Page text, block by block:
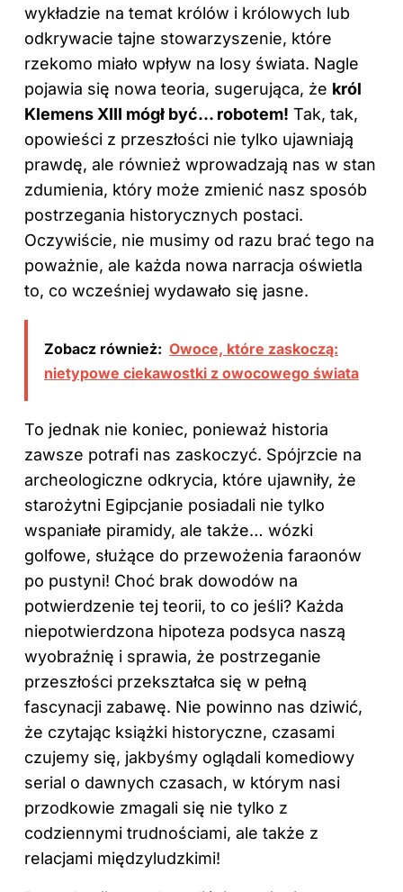
wykładzie na temat królów i królowych lub
odkrywacie tajne stowarzyszenie, które
rzekomo miało wpływ na losy świata. Nagle
pojawia się nowa teoria, sugerująca, że król
Klemens XIII mógł być… robotem! Tak, tak,
opowieści z przeszłości nie tylko ujawniają
prawdę, ale również wprowadzają nas w stan
zdumienia, który może zmienić nasz sposób
postrzegania historycznych postaci.
Oczywiście, nie musimy od razu brać tego na
poważnie, ale każda nowa narracja oświetla
to, co wcześniej wydawało się jasne.
Zobacz również: Owoce, które zaskoczą:
nietypowe ciekawostki z owocowego świata
To jednak nie koniec, ponieważ historia
zawsze potrafi nas zaskoczyć. Spójrzcie na
archeologiczne odkrycia, które ujawniły, że
starożytni Egipcjanie posiadali nie tylko
wspaniałe piramidy, ale także… wózki
golfowe, służące do przewożenia faraonów
po pustyni! Choć brak dowodów na
potwierdzenie tej teorii, to co jeśli? Każda
niepotwierdzona hipoteza podsyca naszą
wyobraźnię i sprawia, że postrzeganie
przeszłości przekształca się w pełną
fascynacji zabawę. Nie powinno nas dziwić,
że czytając książki historyczne, czasami
czujemy się, jakbyśmy oglądali komediowy
serial o dawnych czasach, w którym nasi
przodkowie zmagali się nie tylko z
codziennymi trudnościami, ale także z
relacjami międzyludzkimi!